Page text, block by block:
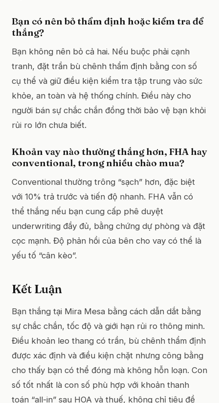
Bạn có nên bỏ thẩm định hoặc kiểm tra để
thắng?
Bạn không nên bỏ cả hai. Nếu buộc phải cạnh
tranh, đặt trần bù chênh thẩm định bằng con số
cụ thể và giữ điều kiện kiểm tra tập trung vào sức
khỏe, an toàn và hệ thống chính. Điều này cho
người bán sự chắc chắn đồng thời bảo vệ bạn khỏi
rủi ro lớn chưa biết.
Khoản vay nào thường thắng hơn, FHA hay
conventional, trong nhiều chào mua?
Conventional thường trông “sạch” hơn, đặc biệt
với 10% trả trước và tiến độ nhanh. FHA vẫn có
thể thắng nếu bạn cung cấp phê duyệt
underwriting đầy đủ, bằng chứng dự phòng và đặt
cọc mạnh. Độ phản hồi của bên cho vay có thể là
yếu tố “cân kèo”.
Kết Luận
Bạn thắng tại Mira Mesa bằng cách dẫn dắt bằng
sự chắc chắn, tốc độ và giới hạn rủi ro thông minh.
Điều khoản leo thang có trần, bù chênh thẩm định
được xác định và điều kiện chặt nhưng công bằng
cho thấy bạn có thể đóng mà không hỗn loạn. Con
số tốt nhất là con số phù hợp với khoản thanh
toán “all-in” sau HOA và thuế, không chỉ tiêu đề